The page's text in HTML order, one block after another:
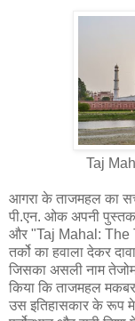
Taj
आगरा के ताजमहल का
पी.एन. ओक अपनी
और "Taj Mahal: The
तर्को का हवाला देकर
जिसका असली नाम
किया कि ताजमहल
उस इतिहासकार के रूप मे